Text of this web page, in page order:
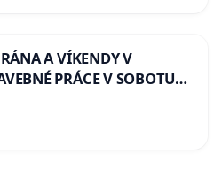
A VÍKENDY V
PRÁCE V SOBOTU
CEZ PRACOVNÝ
HOD. A PRAVIDELNÁ
NA